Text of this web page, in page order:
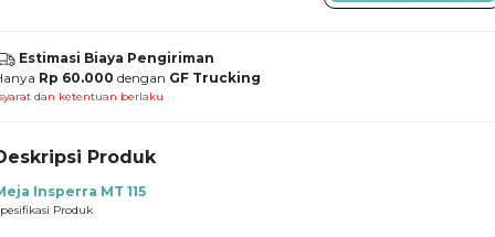
Estimasi Biaya Pengiriman
Rp 60.000 dengan GF Trucking
dan ketentuan berlaku
Produk
Insperra MT 115
Produk